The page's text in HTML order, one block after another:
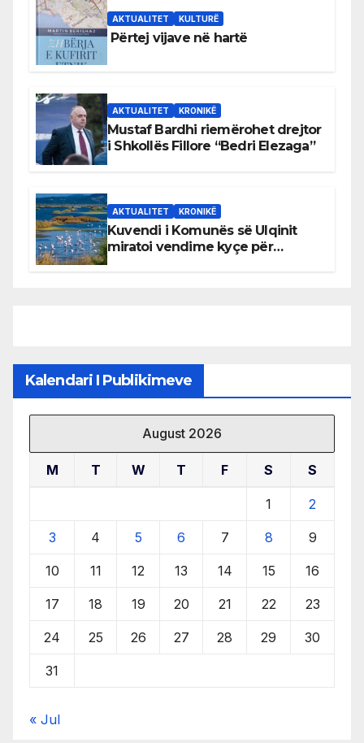
AKTUALITET KULTURË
Përtej vijave në hartë
AKTUALITET KRONIKË
Mustaf Bardhi riemërohet drejtor
i Shkollës Fillore “Bedri Elezaga”
AKTUALITET KRONIKË
Kuvendi i Komunës së Ulqinit
miratoi vendime kyçe për
Kalendari I Publikimeve
August 2026
M T W T F S S
1 2
3 4 5 6 7 8 9
10 11 12 13 14 15 16
17 18 19 20 21 22 23
24 25 26 27 28 29 30
31
« Jul